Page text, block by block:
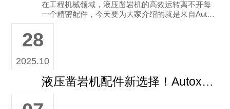
在工程机械领域，液压凿岩机的高效运转离不开每
一个精密配件，今天要为大家介绍的就是来自Auto
x的皮碗（型号：3115 1822-01，尺寸100x60），
它可是
28
2025.10
液压凿岩机配件新选择！Autox皮碗3115 1822-00到底多能打？